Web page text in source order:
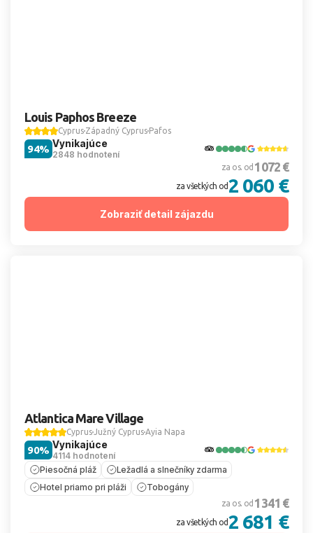
Louis Paphos Breeze
Cyprus Západný Cyprus Pafos
Vynikajúce
2848 hodnotení
94%
za os. od 1 072 €
za všetkých od2 060 €
Zobraziť detail zájazdu
Atlantica Mare Village
CyprusJužný CyprusAyia Napa
Vynikajúce
4114 hodnotení
90%
Piesočná pláž
Ležadlá a slnečníky zdarma
Hotel priamo pri pláži
Tobogány
za os. od 1 341 €
za všetkých od2 681 €